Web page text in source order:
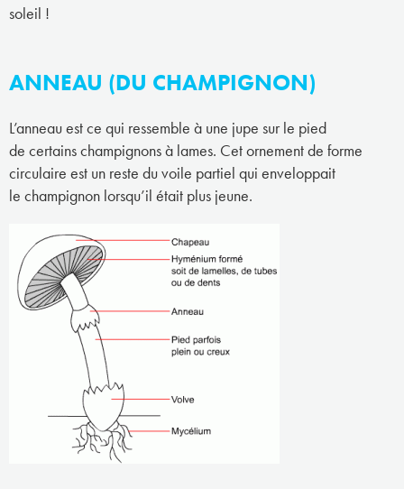
soleil !
ANNEAU (DU CHAMPIGNON)
L’anneau est ce qui ressemble à une jupe sur le pied
de certains champignons à lames. Cet ornement de forme
circulaire est un reste du voile partiel qui enveloppait
le champignon lorsqu’il était plus jeune.